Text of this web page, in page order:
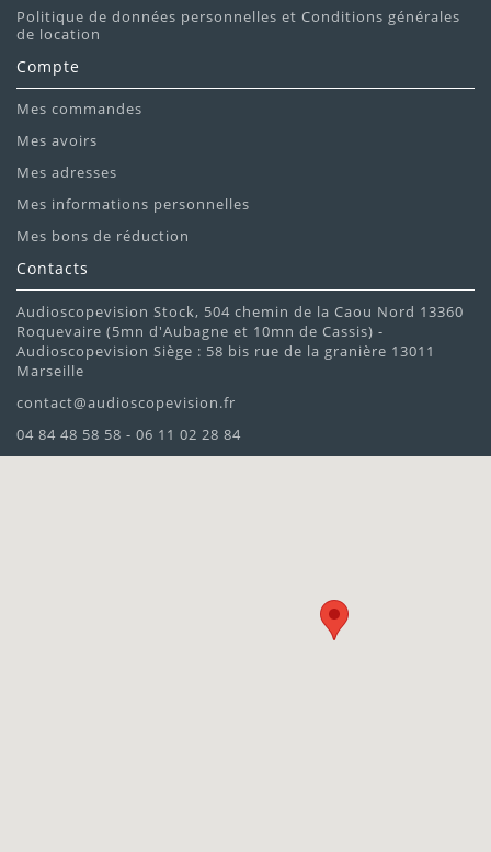
Politique de données personnelles et Conditions générales
de location
Compte
Mes commandes
Mes avoirs
Mes adresses
Mes informations personnelles
Mes bons de réduction
Contacts
Audioscopevision Stock, 504 chemin de la Caou Nord 13360
Roquevaire (5mn d'Aubagne et 10mn de Cassis) -
Audioscopevision Siège : 58 bis rue de la granière 13011
Marseille
contact@audioscopevision.fr
04 84 48 58 58 - 06 11 02 28 84